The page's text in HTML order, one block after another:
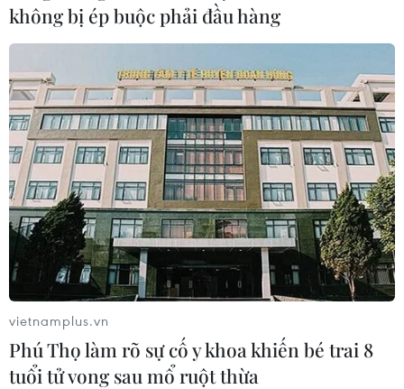
chuyển mục đích sử dụng rừng của dự án này
vào cuối 3/2024, Chính phủ đã chấp thuận chủ
trương chuyển mục đích sử dụng rừng để thi
công dự án này./.
Sắp hết quý 3, Bà Rịa-
Vũng Tàu mới chỉ có 1/3 số
dự án khởi công mới
Năm 2024, Bà Rịa-Vũng Tàu có
tổng số 24 dự án dự kiến khởi
công mới tổng vốn đầu tư hơn
5.400 tỷ đồng, nhưng đến thời
không bị ép buộc phải đầu hàng
vietnamplus.vn
Phú Thọ làm rõ sự cố y khoa khiến bé trai 8
tuổi tử vong sau mổ ruột thừa